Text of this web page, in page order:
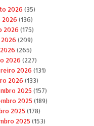
2026 (35)
2026 (136)
2026 (175)
(209)
(265)
2026 (227)
2026 (131)
2026 (133)
2025 (157)
2025 (189)
2025 (178)
2025 (153)